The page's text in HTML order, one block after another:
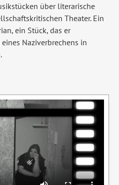
über literarische
Theater. Ein
ein Stück, das er
Naziverbrechens in